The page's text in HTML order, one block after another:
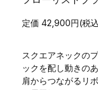
定価 42,900円(税
スクエアネックの
ックを配し動きの
肩からつながるリ